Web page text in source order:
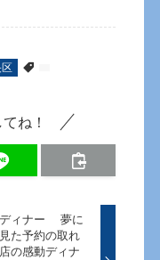
区
ね！
ディナー 夢に
た予約の取れ
の感動ディナ